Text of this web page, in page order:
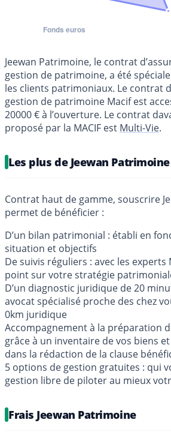
Jeewan Patrimoine, le contrat
gestion de patrimoine, a été
les clients patrimoniaux. Le contrat
gestion de patrimoine Macif est
20000 € à l’ouverture. Le contrat
proposé par la MACIF est Multi-Vie.
Les plus de Jeewan Patrimoine
Contrat haut de gamme, souscrire
permet de bénéficier :
D’un bilan patrimonial : établi en
situation et objectifs
De suivis réguliers : avec les experts
point sur votre stratégie
D’un diagnostic juridique de 20
avocat spécialisé proche des chez
0km juridique
Accompagnement à la préparation
grâce à un inventaire de vos biens
dans la rédaction de la clause
5 options de gestion gratuites : qui
gestion libre de piloter au mieux
Frais Jeewan Patrimoine